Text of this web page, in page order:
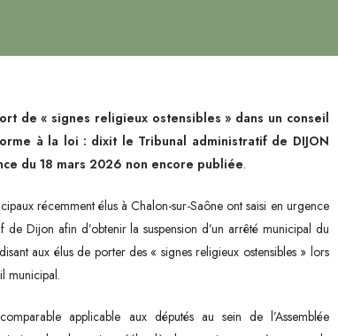
de « signes religieux ostensibles » dans un conseil
à la loi : dixit le Tribunal administratif de DIJON
du 18 mars 2026 non encore publiée.
récemment élus à Chalon-sur-Saône ont saisi en urgence
de Dijon afin d’obtenir la suspension d’un arrêté municipal du
aux élus de porter des « signes religieux ostensibles » lors
municipal.
applicable aux députés au sein de l’Assemblée